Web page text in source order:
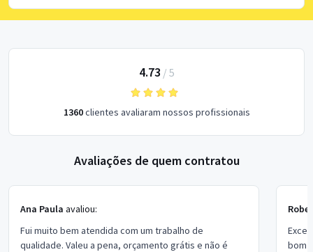
4.73 / 5
1360clientes avaliaram nossos profissionais
Avaliações de quem contratou
Ana Paula avaliou:
Fui muito bem atendida com um trabalho de
qualidade. Valeu a pena, orçamento grátis e não é
bom